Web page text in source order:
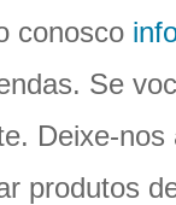
conosco
Se
Deixe-
produtos